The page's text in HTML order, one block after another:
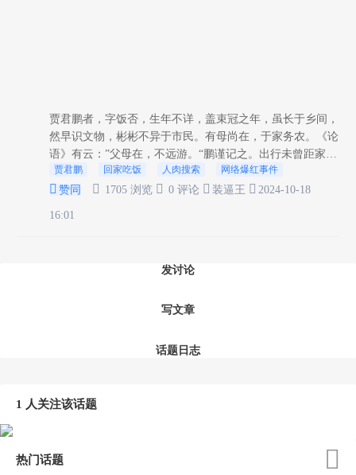
贾君鹏者，字饭否，生年不详，盖束冠之年，虽长于乡间，
然早识文物，彬彬不异于市民。有母尚在，于家务农。《论
语》有云：”父母在，不远游。“鹏谨记之。出行未曾距家十
里之遥，常于门前田间游荡。鹏体弱，家虽贫，其母亦未尝
少济之粮草。嗟乎，母子同食，但...
贾君鹏 回家吃饭 人肉搜索 网络爆红事件
 赞同  1705 浏览  0 评论  装逼王  2024-10-18
16:01
发讨论
写文章
话题日志
1 人关注该话题
热门话题 